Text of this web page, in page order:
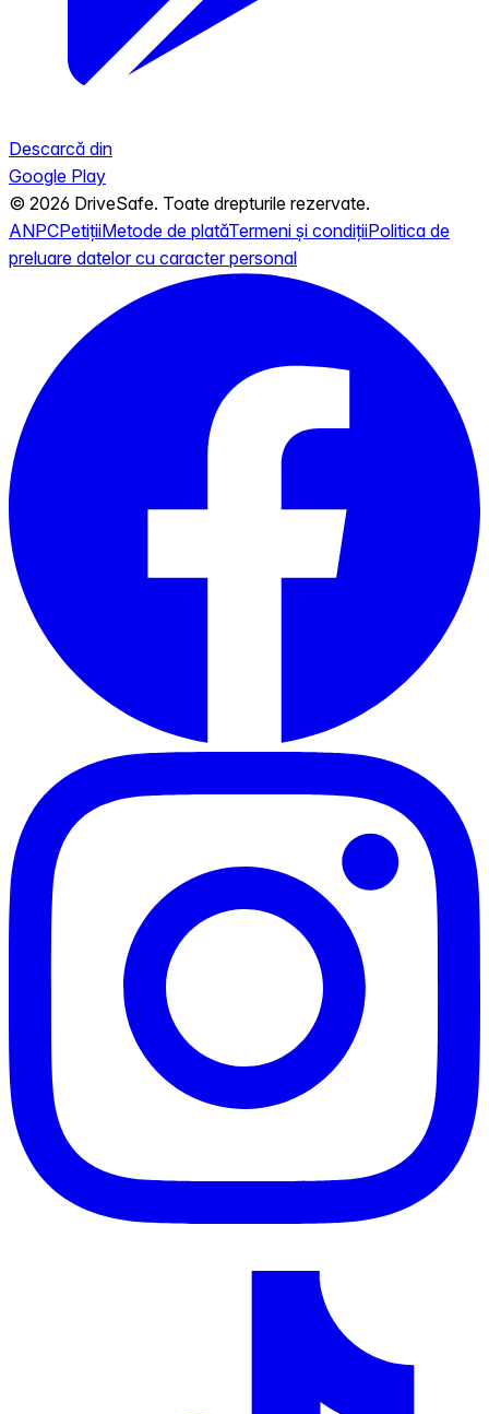
Descarcă din
Google Play
© 2026 DriveSafe. Toate drepturile rezervate.
ANPCPetițiiMetode de platăTermeni și condițiiPolitica de
preluare datelor cu caracter personal